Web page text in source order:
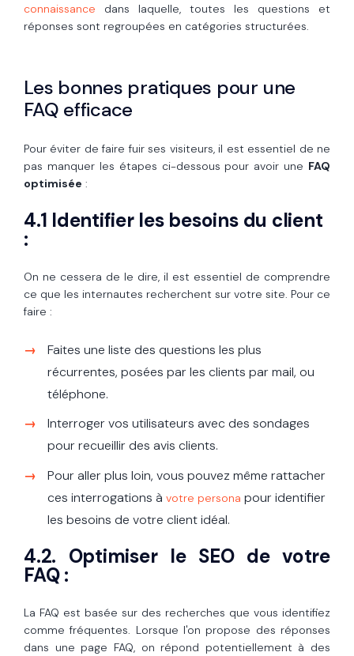
connaissance dans laquelle, toutes les questions et
réponses sont regroupées en catégories structurées.
Les bonnes pratiques pour une
FAQ efficace
Pour éviter de faire fuir ses visiteurs, il est essentiel de ne
pas manquer les étapes ci-dessous pour avoir une FAQ
optimisée :
4.1 Identifier les besoins du client
:
On ne cessera de le dire, il est essentiel de comprendre
ce que les internautes recherchent sur votre site. Pour ce
faire :
Faites une liste des questions les plus
récurrentes, posées par les clients par mail, ou
téléphone.
Interroger vos utilisateurs avec des sondages
pour recueillir des avis clients.
Pour aller plus loin, vous pouvez même rattacher
ces interrogations à votre persona pour identifier
les besoins de votre client idéal.
4.2. Optimiser le SEO de votre
FAQ :
La FAQ est basée sur des recherches que vous identifiez
comme fréquentes. Lorsque l'on propose des réponses
dans une page FAQ, on répond potentiellement à des